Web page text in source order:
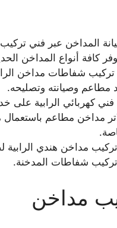
المداخن عبر فني
كافة أنواع المداخن
شفاطات مداخن
مطاعم وصيانته وتصليحه.
فني كهربائي الرابية على
مداخن مطاعم
مداخن هندي الرابية
شفاطات المدخنة.
مداخن